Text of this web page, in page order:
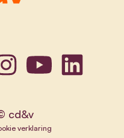
cd&v
verklaring